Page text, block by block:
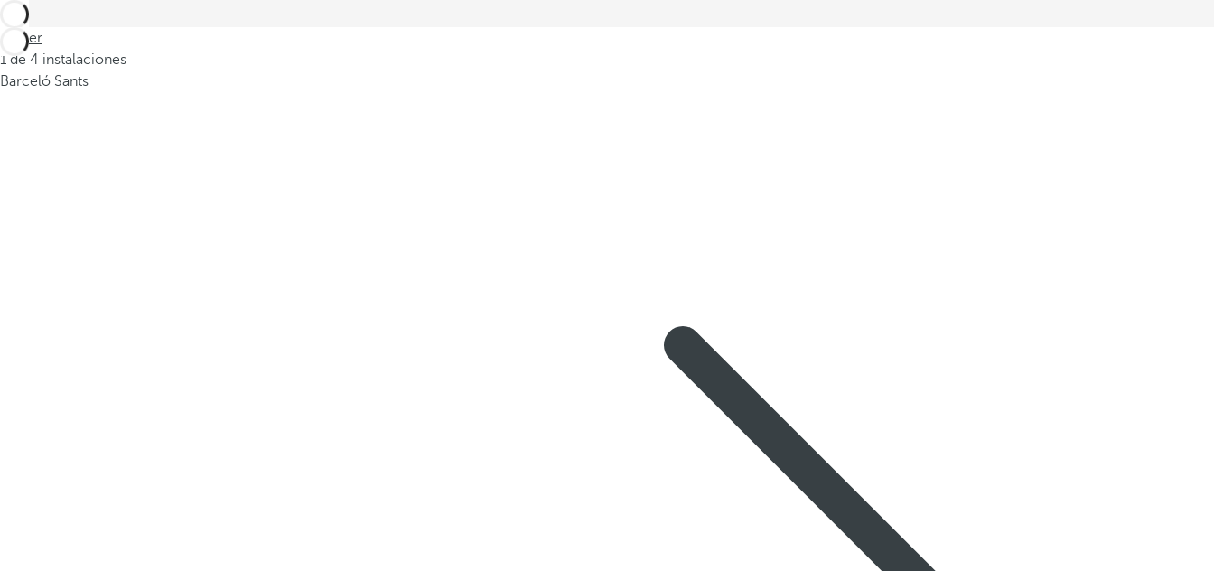
Volver
1 de 4 instalaciones
Barceló Sants